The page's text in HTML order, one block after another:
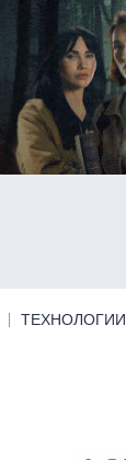
ТЕХНОЛОГИИ